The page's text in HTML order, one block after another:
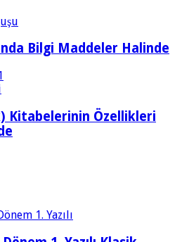
Bilgi Maddeler Halinde
Kitabelerinin Özellikleri